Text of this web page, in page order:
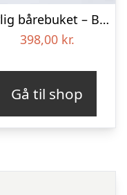
Livlig bårebuket – Blomster til begravelse
398,00 kr.
Gå til shop